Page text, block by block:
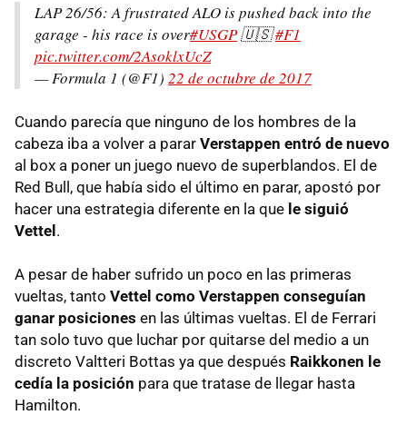
LAP 26/56: A frustrated ALO is pushed back into the
garage - his race is over#USGP🇺🇸#F1
pic.twitter.com/2AsoklxUcZ
— Formula 1 (@F1) 22 de octubre de 2017
Cuando parecía que ninguno de los hombres de la
cabeza iba a volver a parar Verstappen entró de nuevo
al box a poner un juego nuevo de superblandos. El de
Red Bull, que había sido el último en parar, apostó por
hacer una estrategia diferente en la que le siguió
Vettel.
A pesar de haber sufrido un poco en las primeras
vueltas, tanto Vettel como Verstappen conseguían
ganar posiciones en las últimas vueltas. El de Ferrari
tan solo tuvo que luchar por quitarse del medio a un
discreto Valtteri Bottas ya que después Raikkonen le
cedía la posición para que tratase de llegar hasta
Hamilton.